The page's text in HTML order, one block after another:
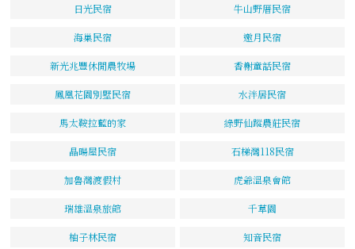
日光民宿 牛山野厝民宿
海巢民宿 邀月民宿
新光兆豐休閒農牧場 香榭童話民宿
鳳凰花園別墅民宿 水泮居民宿
馬太鞍拉藍的家 綠野仙蹤農莊民宿
晶暘屋民宿 石梯灣118民宿
加魯灣渡假村 虎爺溫泉會館
瑞雄溫泉旅館 千草園
柚子林民宿 知音民宿